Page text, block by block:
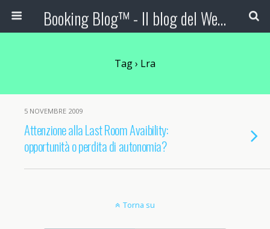
Booking Blog™ - Il blog del Web Marketing Turistico
Tag › Lra
5 NOVEMBRE 2009
Attenzione alla Last Room Avaibility:
opportunità o perdita di autonomia?
Torna su